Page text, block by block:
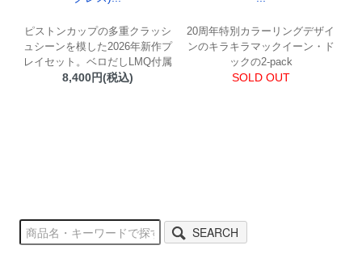
ピストンカップの多重クラッシ
ュシーンを模した2026年新作プ
レイセット。ベロだしLMQ付属
8,400円(税込)
20周年特別カラーリングデザイ
ンのキラキラマックイーン・ド
ックの2-pack
SOLD OUT
SEARCH